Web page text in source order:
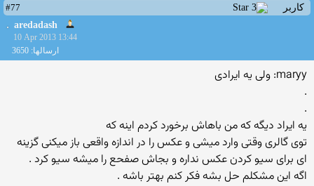
کاربر
#77
aredadash
10 Apr 2013 13:44
ارسالها: 3650
maryy: ولی یه ایرادی
.
.
یه ایراد دیگه که من باهاش برخورد کردم اینه که
توی گالری وقتی وارد میشی و عکس را در اندازه واقعی باز میکنی گزینه
ای برای سیو کردن عکس نداره و بجاش صفحع را میشه سیو کرد .
اگه این مشکلم حل بشه فکر کنم بهتر باشه .